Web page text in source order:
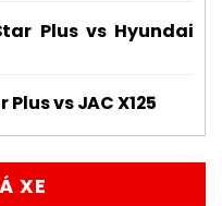
Plus vs Hyundai
vs JAC X125
XE